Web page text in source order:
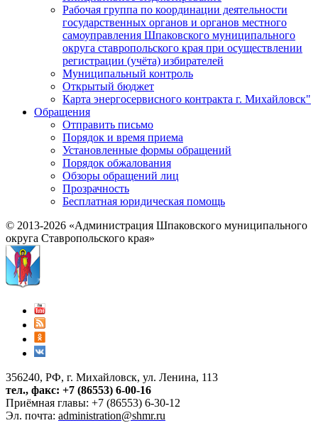
Рабочая группа по координации деятельности
государственных органов и органов местного
самоуправления Шпаковского муниципального
округа ставропольского края при осуществлении
регистрации (учёта) избирателей
Муниципальный контроль
Открытый бюджет
Карта энергосервисного контракта г. Михайловск"
Обращения
Отправить письмо
Порядок и время приема
Установленные формы обращений
Порядок обжалования
Обзоры обращений лиц
Прозрачность
Бесплатная юридическая помощь
© 2013-2026 «Администрация Шпаковского муниципального
округа Ставропольского края»
356240, РФ, г. Михайловск, ул. Ленина, 113
тел., факс: +7 (86553) 6-00-16
Приёмная главы: +7 (86553) 6-30-12
Эл. почта: administration@shmr.ru